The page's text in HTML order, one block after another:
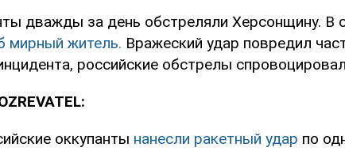
дважды за день обстреляли Херсонщину. В
мирный житель. Вражеский удар повредил
российские обстрелы
оккупанты нанесли ракетный удар по